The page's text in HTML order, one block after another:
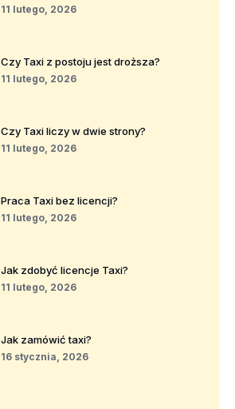
11 lutego, 2026
Czy Taxi z postoju jest droższa?
11 lutego, 2026
Czy Taxi liczy w dwie strony?
11 lutego, 2026
Praca Taxi bez licencji?
11 lutego, 2026
Jak zdobyć licencje Taxi?
11 lutego, 2026
Jak zamówić taxi?
16 stycznia, 2026